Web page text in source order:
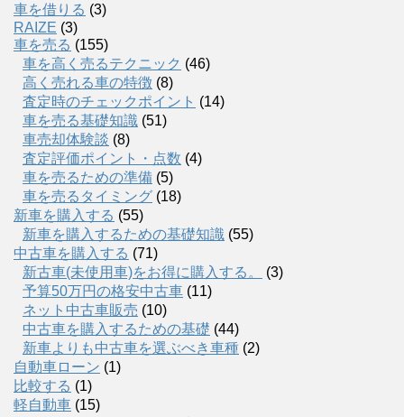
車を借りる (3)
RAIZE (3)
車を売る (155)
車を高く売るテクニック (46)
高く売れる車の特徴 (8)
査定時のチェックポイント (14)
車を売る基礎知識 (51)
車売却体験談 (8)
査定評価ポイント・点数 (4)
車を売るための準備 (5)
車を売るタイミング (18)
新車を購入する (55)
新車を購入するための基礎知識 (55)
中古車を購入する (71)
新古車(未使用車)をお得に購入する。
(3)
予算50万円の格安中古車 (11)
ネット中古車販売 (10)
中古車を購入するための基礎 (44)
新車よりも中古車を選ぶべき車種 (2)
自動車ローン (1)
比較する (1)
軽自動車 (15)